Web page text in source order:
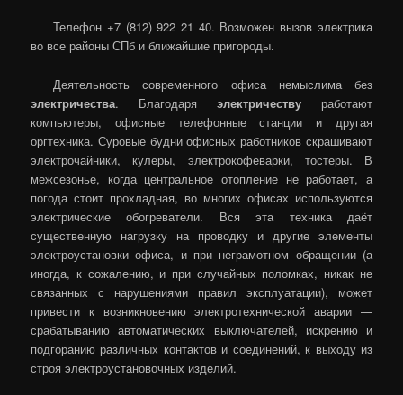
Телефон +7 (812) 922 21 40. Возможен вызов электрика
во все районы СПб и ближайшие пригороды.
Деятельность современного офиса немыслима без
электричества. Благодаря электричествуработают
компьютеры, офисные телефонные станции и другая
оргтехника. Суровые будни офисных работников скрашивают
электрочайники, кулеры, электрокофеварки, тостеры. В
межсезонье, когда центральное отопление не работает, а
погода стоит прохладная, во многих офисах используются
электрические обогреватели. Вся эта техника даёт
существенную нагрузку на проводку и другие элементы
электроустановки офиса, и при неграмотном обращении (а
иногда, к сожалению, и при случайных поломках, никак не
связанных с нарушениями правил эксплуатации), может
привести к возникновению электротехнической аварии —
срабатыванию автоматических выключателей, искрению и
подгоранию различных контактов и соединений, к выходу из
строя электроустановочных изделий.